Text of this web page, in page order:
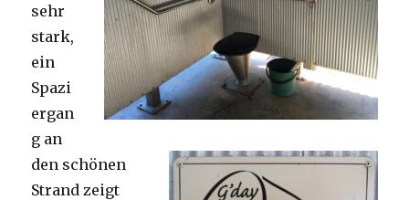
sehr
stark,
ein
Spazi
ergan
g an
den schönen
Strand zeigt